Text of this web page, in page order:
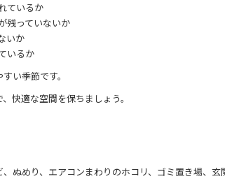
ているか
残っていないか
いか
いるか
い季節です。
快適な空間を保ちましょう。
ぬめり、エアコンまわりのホコリ、ゴミ置き場、